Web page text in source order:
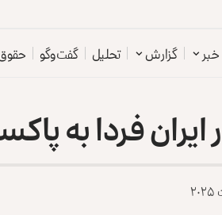
خبر گزارش تحلیل گفت‌وگو
فردا به